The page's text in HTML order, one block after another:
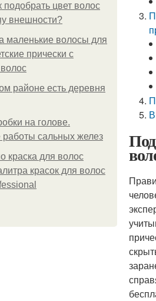
подобрать цвет волос
внешности?
маленькие волосы для
прически с
районе есть деревня
на голове.
сальных желез
краска для волос
красок для волос